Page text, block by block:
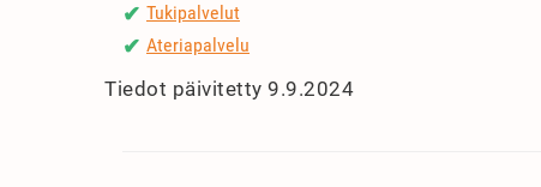
✔ Tukipalvelut
✔ Ateriapalvelu
Tiedot päivitetty 9.9.2024